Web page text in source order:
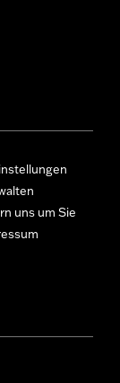
uns um Sie